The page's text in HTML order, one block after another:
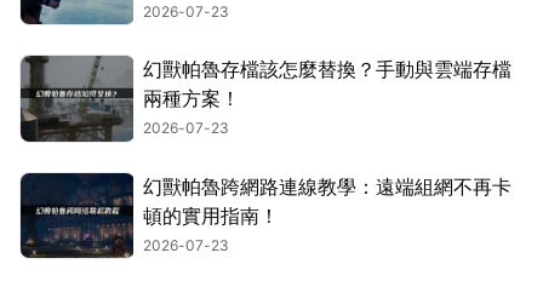
2026-07-23
幻獸帕魯存檔該怎麼替換？手動與雲端存檔
兩種方案！
2026-07-23
幻獸帕魯跨網路連線教學：遠端組網不再卡
頓的實用指南！
2026-07-23